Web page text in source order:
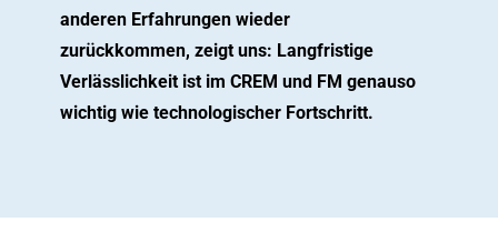
anderen Erfahrungen wieder
zurückkommen, zeigt uns: Langfristige
Verlässlichkeit ist im CREM und FM genauso
wichtig wie technologischer Fortschritt.